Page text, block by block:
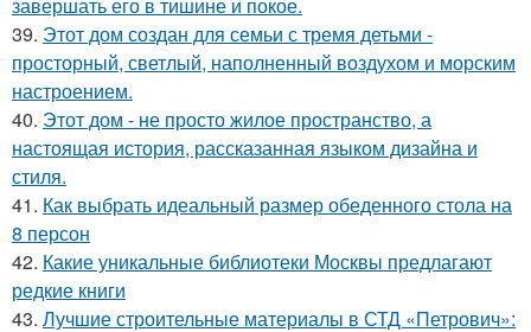
завершать его в тишине и покое.
39. Этот дом создан для семьи с тремя детьми -
просторный, светлый, наполненный воздухом и морским
настроением.
40. Этот дом - не просто жилое пространство, а
настоящая история, рассказанная языком дизайна и
стиля.
41. Как выбрать идеальный размер обеденного стола на
8 персон
42. Какие уникальные библиотеки Москвы предлагают
редкие книги
43. Лучшие строительные материалы в СТД «Петрович»: